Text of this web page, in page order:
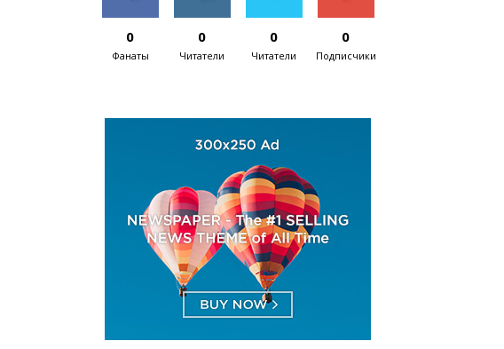
0
Фанаты
0
Читатели
0
Читатели
0
Подписчики